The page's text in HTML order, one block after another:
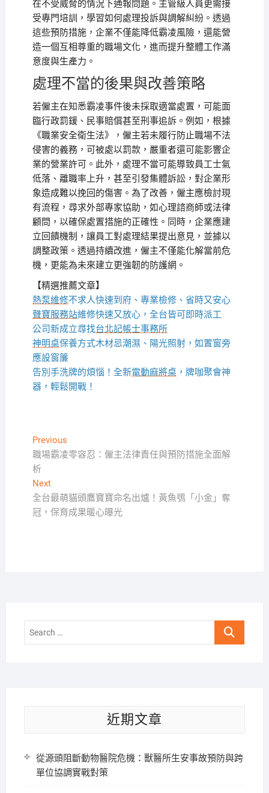
在不受威脅的情況下通報問題。主管級人員更需接
受專門培訓，學習如何處理投訴與調解糾紛。透過
這些預防措施，企業不僅能降低霸凌風險，還能營
造一個互相尊重的職場文化，進而提升整體工作滿
意度與生產力。
處理不當的後果與改善策略
若僱主在知悉霸凌事件後未採取適當處置，可能面
臨行政罰鍰、民事賠償甚至刑事追訴。例如，根據
《職業安全衛生法》，僱主若未履行防止職場不法
侵害的義務，可被處以罰款，嚴重者還可能影響企
業的營業許可。此外，處理不當可能導致員工士氣
低落、離職率上升，甚至引發集體訴訟，對企業形
象造成難以挽回的傷害。為了改善，僱主應檢討現
有流程，尋求外部專家協助，如心理諮商師或法律
顧問，以確保處置措施的正確性。同時，企業應建
立回饋機制，讓員工對處理結果提出意見，並據以
調整政策。透過持續改進，僱主不僅能化解當前危
機，更能為未來建立更強韌的防護網。
【精選推薦文章】
熱泵維修不求人快速到府、專業檢修、省時又安心
聲寶服務站維修快速又放心，全台皆可即時派工
公司新成立尋找台北記帳士事務所
神明桌保養方式木材忌潮濕、陽光照射，如置窗旁
應設窗簾
告別手洗牌的煩惱！全新電動麻將桌，牌咖聚會神
器，輕鬆開戰！
文
章
導
覽
PreviousPrevious
post:
職場霸凌零容忍：僱主法律責任與預防措施全面解
析
NextNext
post:
全台最萌貓頭鷹寶寶命名出爐！黃魚鴞「小金」奪
冠，保育成果暖心曝光
Search
近期文章
從源頭阻斷動物醫院危機：獸醫所生安事故預防與跨
單位協調實戰對策